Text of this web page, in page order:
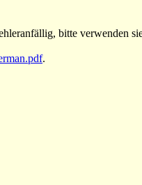
bitte verwenden
.